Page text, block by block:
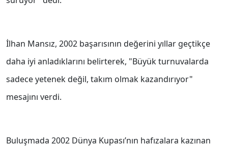
İlhan Mansız, 2002 başarısının değerini yıllar geçtikçe
daha iyi anladıklarını belirterek, "Büyük turnuvalarda
sadece yetenek değil, takım olmak kazandırıyor"
mesajını verdi.
Buluşmada 2002 Dünya Kupası’nın hafızalara kazınan